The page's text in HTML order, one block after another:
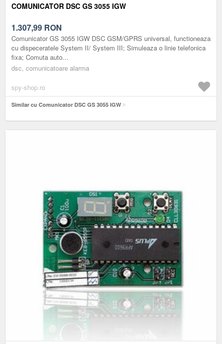
COMUNICATOR DSC GS 3055 IGW
1.307,99 RON
Comunicator GS 3055 IGW DSC GSM/GPRS universal, functioneaza
cu dispeceratele System II/ System III; Simuleaza o linie telefonica
fixa; Comuta auto...
dsc, comunicatoare alarma
spy-shop.ro
Similar cu Comunicator DSC GS 3055 IGW